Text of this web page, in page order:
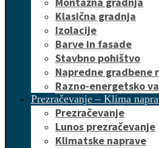
Klasična gradnja
Izolacije
Barve in fasade
Stavbno pohištvo
Napredne gradbene
Razno-energetsko
Prezračevanje – Klima
Prezračevanje
Lunos prezračevanje
Klimatske naprave